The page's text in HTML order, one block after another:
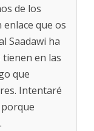
de los
que os
Saadawi ha
en las
que
Intentaré